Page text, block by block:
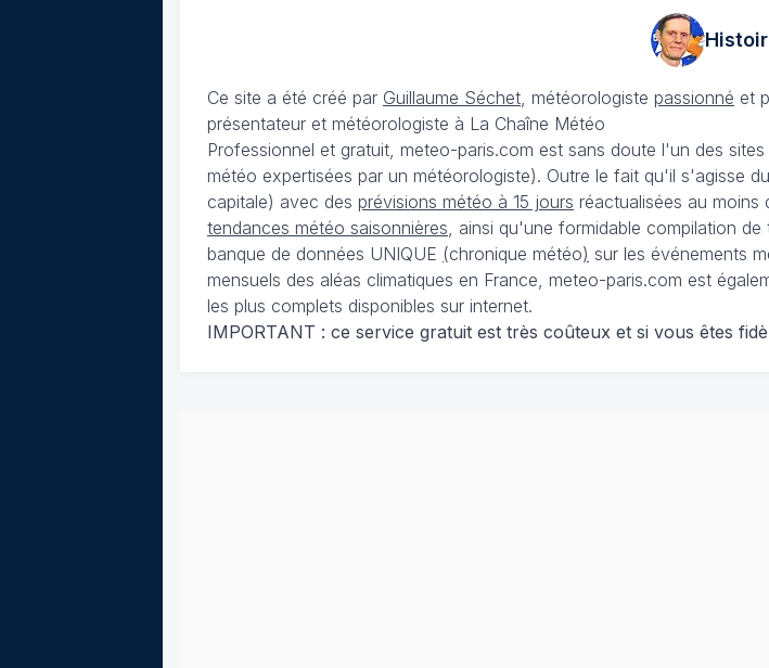
Ce site a été créé par Guillaume Séchet , météorologiste passionné et
présentateur et météorologiste à La Chaîne Météo
Professionnel et gratuit, meteo-paris.com est sans doute l'un des
météo expertisées par un météorologiste). Outre le fait qu'il s'agisse
capitale) avec des prévisions météo à 15 jours réactualisées au moins
tendances météo saisonnières , ainsi qu'une formidable compilation
banque de données UNIQUE (chronique météo) sur les événements
mensuels des aléas climatiques en France, meteo-paris.com est
les plus complets disponibles sur internet.
IMPORTANT : ce service gratuit est très coûteux et si vous êtes